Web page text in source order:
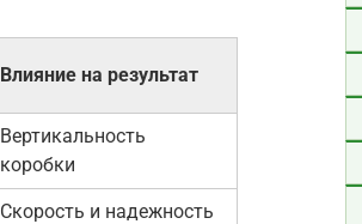
Влияние на результат
Вертикальность
коробки
Скорость и надежность